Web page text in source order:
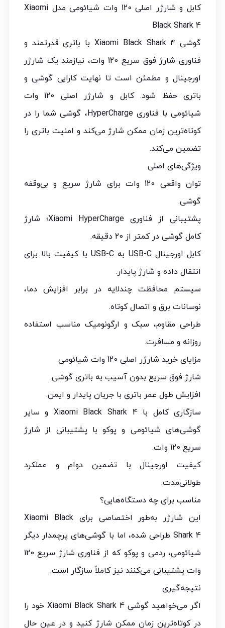
کابل و شارژر اصلی 120 وات شیائومی مدل Xiaomi
Black Shark 4
گوشی Xiaomi Black Shark 4 با باتری قدرتمند و
فناوری شارژ فوق سریع 120 وات، نیازمند یک شارژر
اورجینال و مطمئن است تا نهایت کارایی گوشی و
باتری حفظ شود. کابل و شارژر اصلی 120 وات
شیائومی با فناوری HyperCharge، گوشی شما را در
کوتاه‌ترین زمان ممکن شارژ می‌کند و امنیت باتری را
تضمین می‌کند.
ویژگی‌های اصلی
توان واقعی 120 وات برای شارژ سریع و بی‌وقفه
گوشی.
پشتیبانی از فناوری Xiaomi HyperCharge؛ شارژ
کامل گوشی در کمتر از 20 دقیقه.
کابل اورجینال USB-C به USB-C با کیفیت بالا برای
انتقال داده و شارژ پایدار.
سیستم محافظت چندلایه در برابر افزایش دما،
نوسانات برق و اتصال کوتاه.
طراحی مقاوم، سبک و ارگونومیک مناسب استفاده
روزانه و مسافرت.
مزایای خرید شارژر اصلی 120 وات شیائومی
شارژ فوق سریع بدون آسیب به باتری گوشی.
افزایش طول عمر باتری با جریان پایدار و ایمن.
سازگاری کامل با Xiaomi Black Shark 4 و سایر
گوشی‌های شیائومی و پوکو با پشتیبانی از شارژ
سریع 120 وات.
کیفیت اورجینال با تضمین دوام و عملکرد
طولانی‌مدت.
مناسب برای چه دستگاه‌هایی؟
این شارژر به‌طور اختصاصی برای Xiaomi Black
Shark 4 طراحی شده، اما با گوشی‌های پرچمدار دیگر
شیائومی، ردمی و پوکو که از فناوری شارژ سریع 120
وات پشتیبانی می‌کنند نیز کاملاً سازگار است.
نتیجه‌گیری
اگر می‌خواهید گوشی Xiaomi Black Shark 4 خود را
در کوتاه‌ترین زمان ممکن شارژ کنید و در عین حال